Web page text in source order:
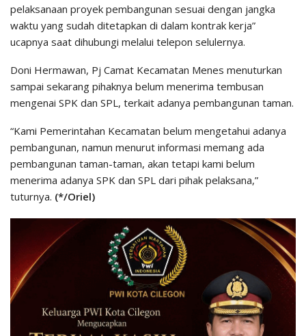
pelaksanaan proyek pembangunan sesuai dengan jangka
waktu yang sudah ditetapkan di dalam kontrak kerja”
ucapnya saat dihubungi melalui telepon selulernya.
Doni Hermawan, Pj Camat Kecamatan Menes menuturkan
sampai sekarang pihaknya belum menerima tembusan
mengenai SPK dan SPL, terkait adanya pembangunan taman.
“Kami Pemerintahan Kecamatan belum mengetahui adanya
pembangunan, namun menurut informasi memang ada
pembangunan taman-taman, akan tetapi kami belum
menerima adanya SPK dan SPL dari pihak pelaksana,”
tuturnya. (*/Oriel)